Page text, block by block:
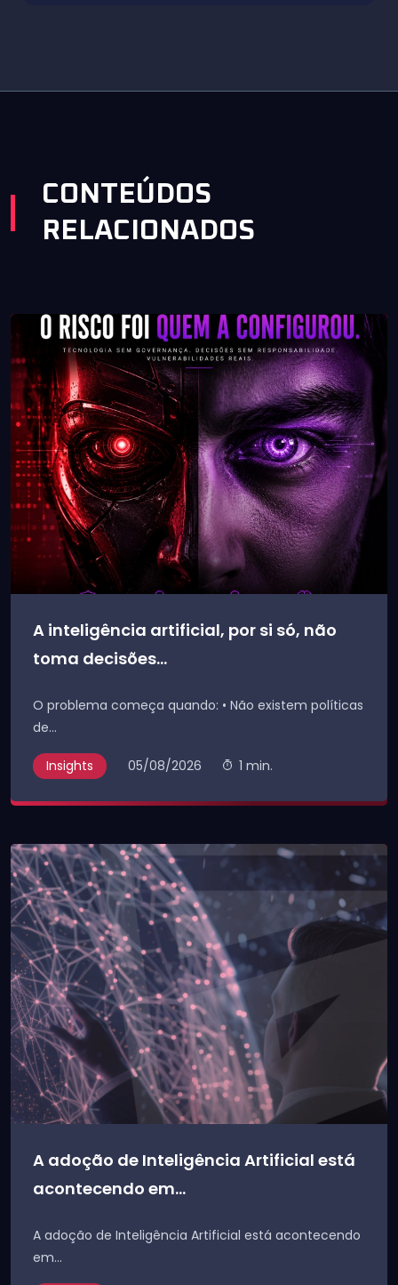
CONTEÚDOS
RELACIONADOS
A inteligência artificial, por si só, não
toma decisões...
O problema começa quando: • Não existem políticas
de...
Insights 05/08/2026 1 min.
A adoção de Inteligência Artificial está
acontecendo em...
A adoção de Inteligência Artificial está acontecendo
em...